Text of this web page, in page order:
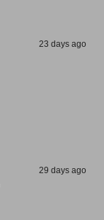
23 days ago
29 days ago